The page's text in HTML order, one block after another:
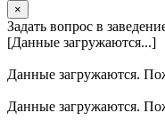
×
Задать вопрос в
[Данные загружаются...]
Данные загружаются.
Данные загружаются.